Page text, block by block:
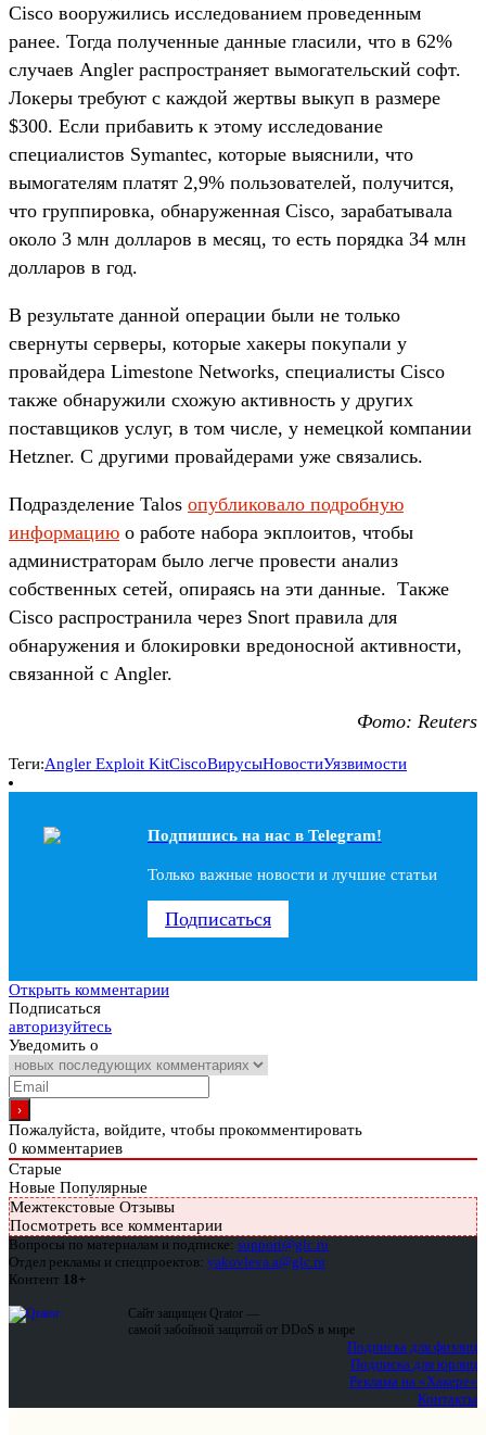
Cisco вооружились исследованием проведенным
ранее. Тогда полученные данные гласили, что в 62%
случаев Angler распространяет вымогательский софт.
Локеры требуют с каждой жертвы выкуп в размере
$300. Если прибавить к этому исследование
специалистов Symantec, которые выяснили, что
вымогателям платят 2,9% пользователей, получится,
что группировка, обнаруженная Cisco, зарабатывала
около 3 млн долларов в месяц, то есть порядка 34 млн
долларов в год.
В результате данной операции были не только
свернуты серверы, которые хакеры покупали у
провайдера Limestone Networks, специалисты Cisco
также обнаружили схожую активность у других
поставщиков услуг, в том числе, у немецкой компании
Hetzner. С другими провайдерами уже связались.
Подразделение Talos опубликовало подробную
информацию о работе набора экплоитов, чтобы
администраторам было легче провести анализ
собственных сетей, опираясь на эти данные. Также
Cisco распространила через Snort правила для
обнаружения и блокировки вредоносной активности,
связанной с Angler.
Фото: Reuters
Теги:Angler Exploit KitCiscoВирусыНовостиУязвимости
Подпишись на наc в Telegram!
Только важные новости и лучшие статьи
Подписаться
Открыть комментарии
Подписаться
авторизуйтесь
Уведомить о
Пожалуйста, войдите, чтобы прокомментировать
0 комментариев
Старые
Новые Популярные
Межтекстовые Отзывы
Посмотреть все комментарии
Вопросы по материалам и подписке: support@glc.ru
Отдел рекламы и спецпроектов: yakovleva.a@glc.ru
Контент 18+
Сайт защищен Qrator —
самой забойной защитой от DDoS в мире
Подписка для физлиц
Подписка для юрлиц
Реклама на «Хакере»
Контакты